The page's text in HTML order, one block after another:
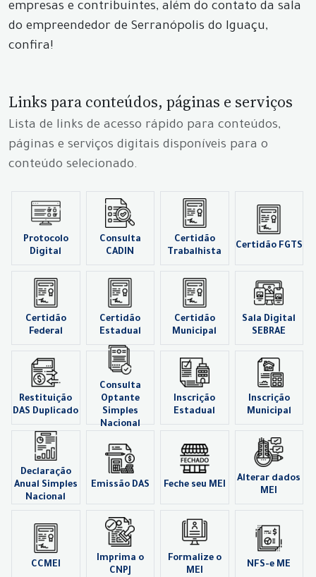
empresas e contribuintes, além do contato da sala
do empreendedor de Serranópolis do Iguaçu,
confira!
Links para conteúdos, páginas e serviços
Lista de links de acesso rápido para conteúdos,
páginas e serviços digitais disponíveis para o
conteúdo selecionado.
Protocolo
Digital
Consulta
CADIN
Certidão
Trabalhista
Certidão FGTS
Certidão
Federal
Certidão
Estadual
Certidão
Municipal
Sala Digital
SEBRAE
Restituição
DAS Duplicado
Consulta
Optante
Simples
Nacional
Inscrição
Estadual
Inscrição
Municipal
Declaração
Anual Simples
Nacional
Emissão DAS Feche seu MEI
Alterar dados
MEI
CCMEI
Imprima o
CNPJ
Formalize o
MEI
NFS-e ME